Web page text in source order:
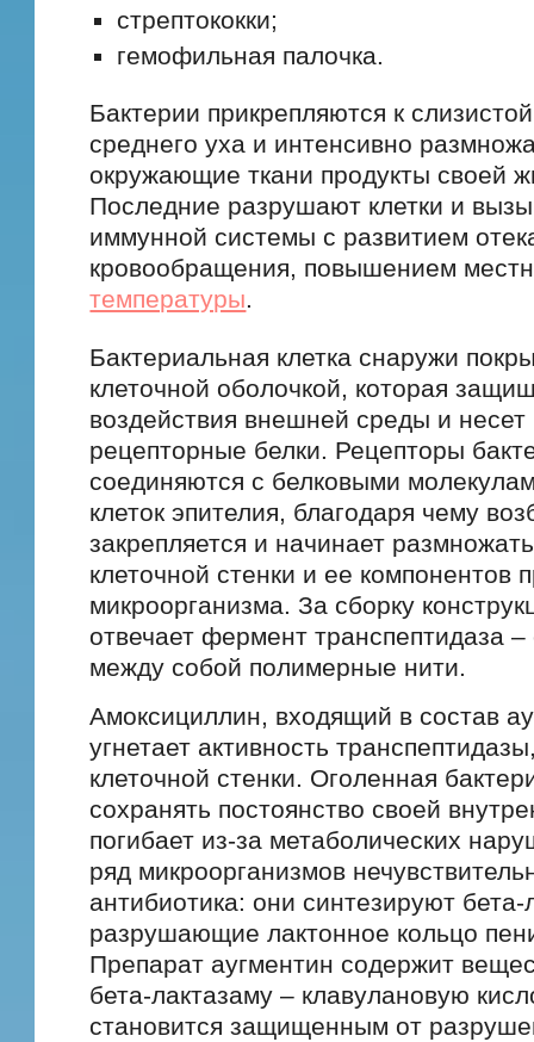
стрептококки;
гемофильная палочка.
Бактерии прикрепляются к
среднего уха и интенсивно
окружающие ткани продукты своей
Последние разрушают клетки и
иммунной системы с развитием
кровообращения, повышением
температуры.
Бактериальная клетка снаружи
клеточной оболочкой, которая
воздействия внешней среды и несет
рецепторные белки. Рецепторы
соединяются с белковыми
клеток эпителия, благодаря чему
закрепляется и начинает
клеточной стенки и ее компонентов
микроорганизма. За сборку
отвечает фермент транспептидаза
между собой полимерные нити.
Амоксициллин, входящий в состав
угнетает активность
клеточной стенки. Оголенная
сохранять постоянство своей
погибает из-за метаболических
ряд микроорганизмов
антибиотика: они синтезируют
разрушающие лактонное кольцо
Препарат аугментин содержит
бета-лактазаму – клавулановую
становится защищенным от